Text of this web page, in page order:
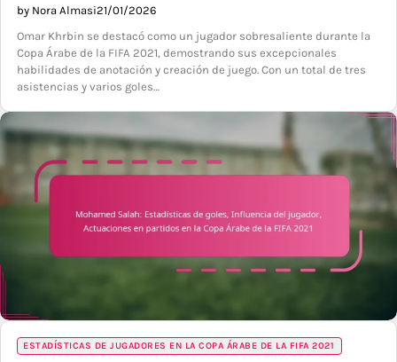
by Nora Almasi21/01/2026
Omar Khrbin se destacó como un jugador sobresaliente durante la
Copa Árabe de la FIFA 2021, demostrando sus excepcionales
habilidades de anotación y creación de juego. Con un total de tres
asistencias y varios goles…
ESTADÍSTICAS DE JUGADORES EN LA COPA ÁRABE DE LA FIFA 2021